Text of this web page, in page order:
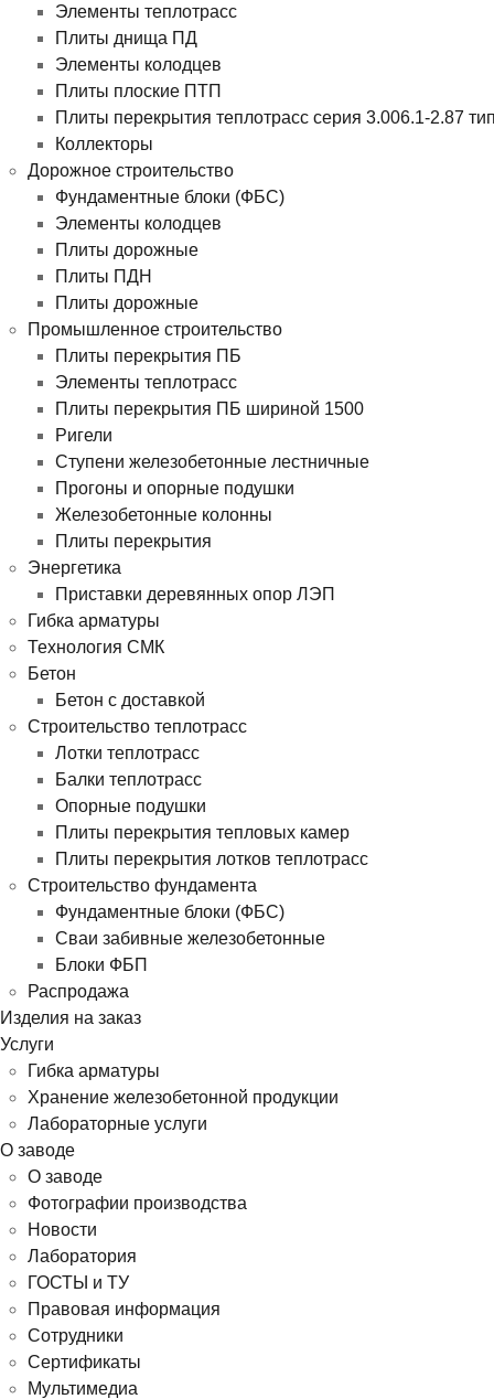
Элементы теплотрасс
Плиты днища ПД
Элементы колодцев
Плиты плоские ПТП
Плиты перекрытия теплотрасс серия 3.006.1-2.87
Коллекторы
Дорожное строительство
Фундаментные блоки (ФБС)
Элементы колодцев
Плиты дорожные
Плиты ПДН
Плиты дорожные
Промышленное строительство
Плиты перекрытия ПБ
Элементы теплотрасс
Плиты перекрытия ПБ шириной 1500
Ригели
Ступени железобетонные лестничные
Прогоны и опорные подушки
Железобетонные колонны
Плиты перекрытия
Энергетика
Приставки деревянных опор ЛЭП
Гибка арматуры
Технология СМК
Бетон
Бетон с доставкой
Строительство теплотрасс
Лотки теплотрасс
Балки теплотрасс
Опорные подушки
Плиты перекрытия тепловых камер
Плиты перекрытия лотков теплотрасс
Строительство фундамента
Фундаментные блоки (ФБС)
Сваи забивные железобетонные
Блоки ФБП
Распродажа
Изделия на заказ
Услуги
Гибка арматуры
Хранение железобетонной продукции
Лабораторные услуги
О заводе
О заводе
Фотографии производства
Новости
Лаборатория
ГОСТЫ и ТУ
Правовая информация
Сотрудники
Сертификаты
Мультимедиа